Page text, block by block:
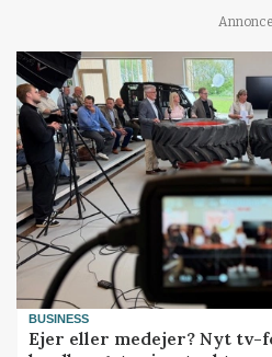
Annonce
BUSINESS
Ejer eller medejer? Nyt